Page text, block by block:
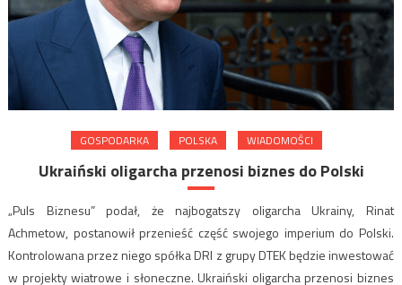
GOSPODARKA POLSKA WIADOMOŚCI
Ukraiński oligarcha przenosi biznes do Polski
„Puls Biznesu” podał, że najbogatszy oligarcha Ukrainy, Rinat
Achmetow, postanowił przenieść część swojego imperium do Polski.
Kontrolowana przez niego spółka DRI z grupy DTEK będzie inwestować
w projekty wiatrowe i słoneczne. Ukraiński oligarcha przenosi biznes